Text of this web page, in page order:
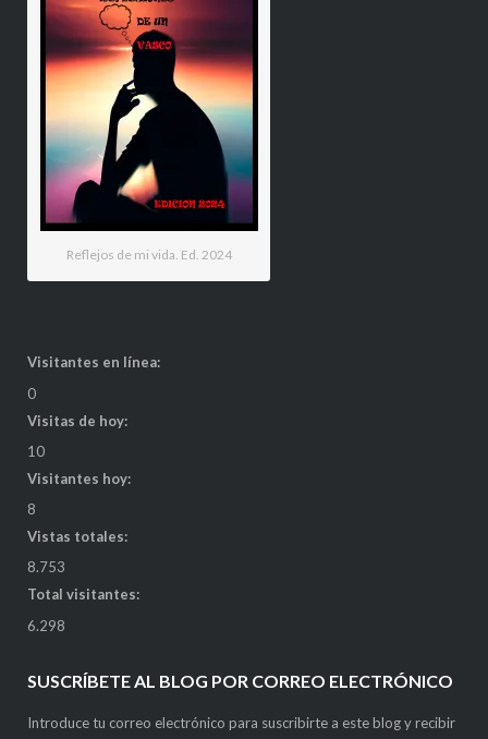
Reflejos de mi vida. Ed. 2024
Visitantes en línea:
0
Visitas de hoy:
10
Visitantes hoy:
8
Vistas totales:
8.753
Total visitantes:
6.298
SUSCRÍBETE AL BLOG POR CORREO ELECTRÓNICO
Introduce tu correo electrónico para suscribirte a este blog y recibir